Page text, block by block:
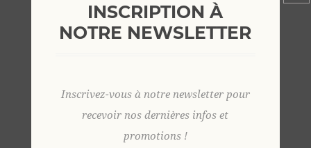
INSCRIPTION À
NOTRE NEWSLETTER
Inscrivez-vous à notre newsletter pour
recevoir nos dernières infos et
promotions !